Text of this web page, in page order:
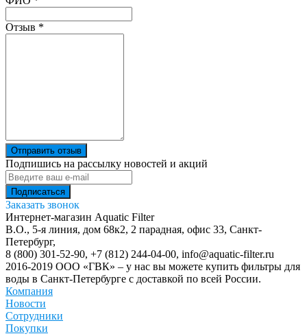
Отзыв *
Отправить отзыв
Подпишись на рассылку новостей и акций
Заказать звонок
Интернет-магазин Aquatic Filter
В.О., 5-я линия, дом 68к2, 2 парадная, офис 33, Санкт-
Петербург,
8 (800) 301-52-90, +7 (812) 244-04-00, info@aquatic-filter.ru
2016-2019 ООО «ГВК» – у нас вы можете купить фильтры для
воды в Санкт-Петербурге с доставкой по всей России.
Компания
Новости
Сотрудники
Покупки